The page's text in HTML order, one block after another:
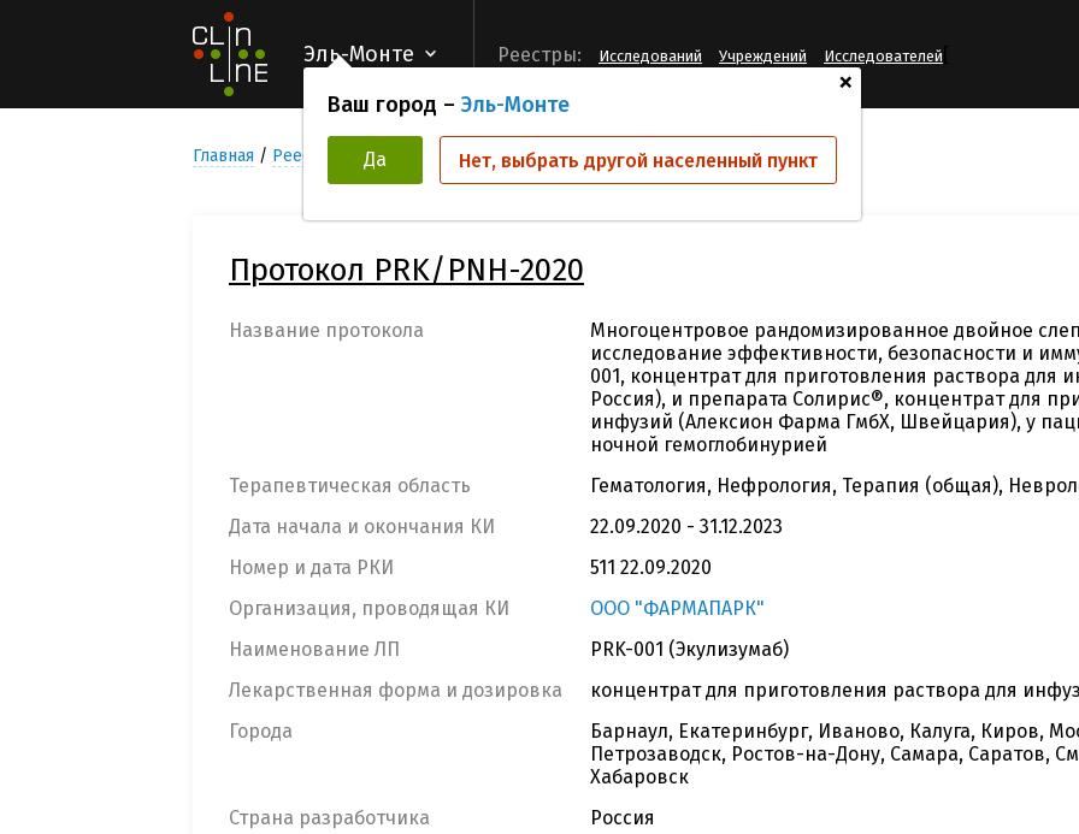
Эль-Монте
+
Ваш город – Эль-Монте
Да Нет, выбрать другой населенный пункт
Реестры: Исследований Учреждений Исследователей
Главная Реестр Клинических исследований PRK/PNH-2020
Протокол PRK/PNH-2020
Название протокола
Многоцентровое рандомизированное двойное
исследование эффективности, безопасности и
001, концентрат для приготовления раствора
Россия), и препарата Солирис®, концентрат для
инфузий (Алексион Фарма ГмбХ, Швейцария), у
ночной гемоглобинурией
Терапевтическая область
Гематология, Нефрология, Терапия (общая),
Дата начала и окончания КИ
22.09.2020 - 31.12.2023
Номер и дата РКИ
511 22.09.2020
Организация, проводящая КИ
OOO "ФАРМАПАРК"
Наименование ЛП
PRK-001 (Экулизумаб)
Лекарственная форма и дозировка
концентрат для приготовления раствора для
Города
Барнаул, Екатеринбург, Иваново, Калуга, Киров,
Петрозаводск, Ростов-на-Дону, Самара, Саратов,
Хабаровск
Страна разработчика
Россия